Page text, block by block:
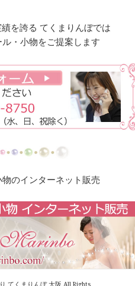
スカートのオーバード
ジーレースの華やかベ
とベビーヘッドリボン
スのお宮参りケープ
スト＆オーバースカー
リーなレース使いのミ
を誇る てくまりんぼでは
・小物をご提案します
のインターネット販売
てくまりんぼ 大阪 All Rights